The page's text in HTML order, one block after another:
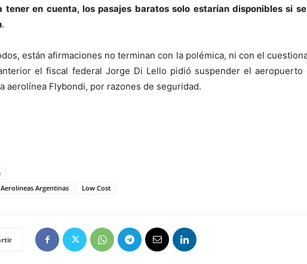
tener en cuenta, los pasajes baratos solo estarían disponibles si
.
están afirmaciones no terminan con la polémica, ni con el
el fiscal federal Jorge Di Lello pidió suspender el aeropuerto
aerolínea Flybondi, por razones de seguridad.
Aerolineas Argentinas Low Cost